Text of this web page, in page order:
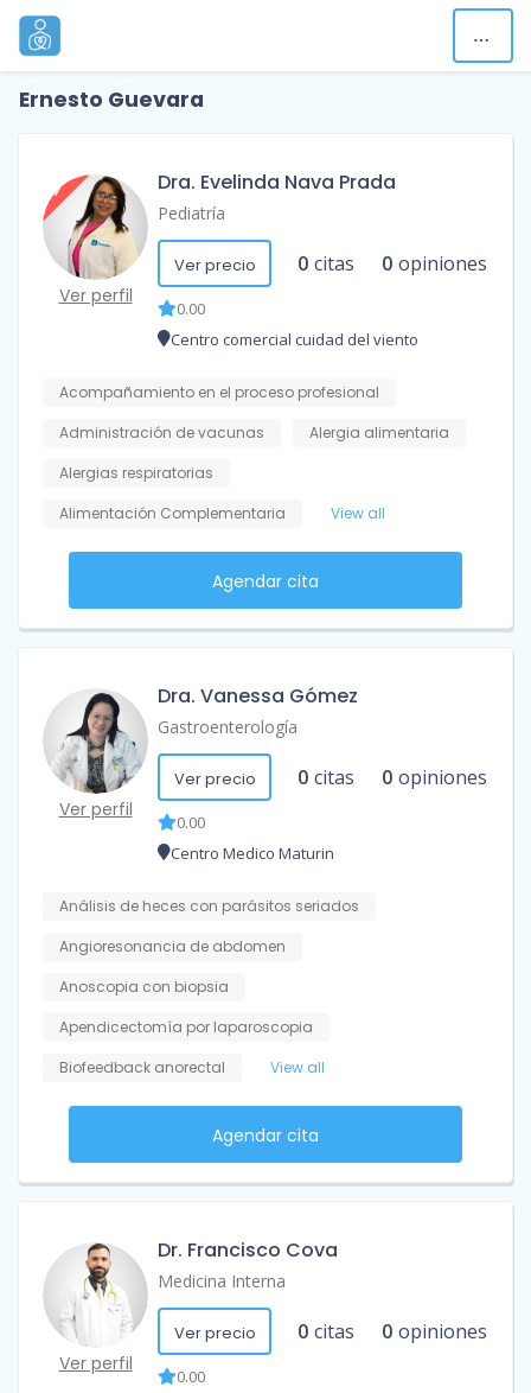
Ernesto Guevara
Ver perfil
Dra. Evelinda Nava Prada
Pediatría
Ver precio 0 citas 0 opiniones
0.00
Centro comercial cuidad del viento
Acompañamiento en el proceso profesional
Administración de vacunas
Alergia alimentaria
Alergias respiratorias
Alimentación Complementaria
View all
Agendar cita
Ver perfil
Dra. Vanessa Gómez
Gastroenterología
Ver precio 0 citas 0 opiniones
0.00
Centro Medico Maturin
Análisis de heces con parásitos seriados
Angioresonancia de abdomen
Anoscopia con biopsia
Apendicectomía por laparoscopia
Biofeedback anorectal
View all
Agendar cita
Ver perfil
Dr. Francisco Cova
Medicina Interna
Ver precio 0 citas 0 opiniones
0.00